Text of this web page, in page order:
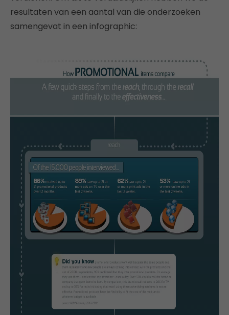
resultaten van een aantal van die onderzoeken
samengevat in een infographic: